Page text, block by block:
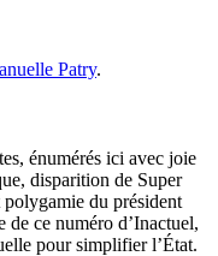
Patry.
énumérés ici avec joie
disparition de Super
du président
de ce numéro d’Inactuel,
pour simplifier l’État.